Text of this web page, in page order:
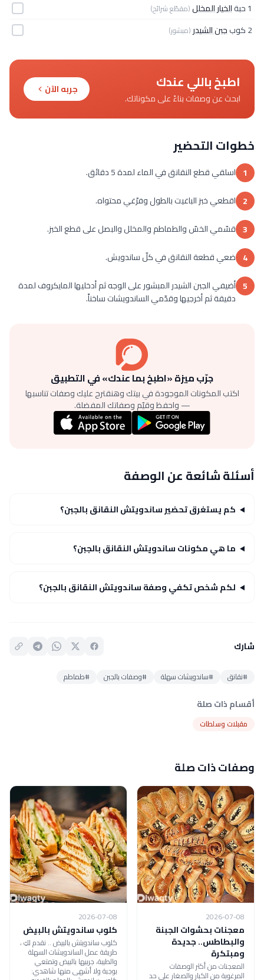
1 حبة الخيار المخلل(مقطّع شرائح)
2 كوب جبن الشيدر(مبشور)
اطبخ باللي عندك
ابحث عن وصفات بناءً على مكوناتك.
جربه الآن
خطوات التحضير
1 اسلقي قطع النقانق في الماء لمدة 5 دقائق.
2 اقطعي خبز الباغيت بالطول وفرّغي محتواه.
3 قسّمي الخسّ والطماطم والمخلل والبصل على قطع الخبز.
4 ضعي قطعة النقانق في كلّ ساندويش.
5 أضيفي الجبن الشيدر المبشور على الوجه ثم أدخليها المايكروف لمدة
دقيقة ثم أخرجيها وقدّمي الساندويشات ساخناً.
جرّب ميزة «اطبخ بما عندك» في التطبيق
اكتب المكونات الموجودة في بيتك وهنقترح عليك وصفات تناسبها
— واحفظ وقيّم وصفاتك المفضلة.
أسئلة شائعة عن الوصفة
كم يستغرق تحضير ساندويتش النقانق بالجبن؟
ما هي مكونات ساندويتش النقانق بالجبن؟
لكم شخص تكفي وصفة ساندويتش النقانق بالجبن؟
شارك
#نقانق #ساندويشات سهلة #وصفات بالجبن #طماطم
أقسام ذات صلة
مقبلات وسلطات
وصفات ذات صلة
2026-07-08
معجنات بحشوات الجبنة
والبطاطس.. جديدة
ومبتكرة
المعجنات من أكثر الوصفات
المرغوبة من الكبار والصغار على حد
2026-07-08
كلوب ساندويتش بالبيض
كلوب ساندويتش بالبيض .. نقدم لكِ ،
طريقة عمل الساندويشات السهلة
والطيبة، جربيها بالبيض وتمتعي
بوجبة ولا أشهى منها شاهدي: